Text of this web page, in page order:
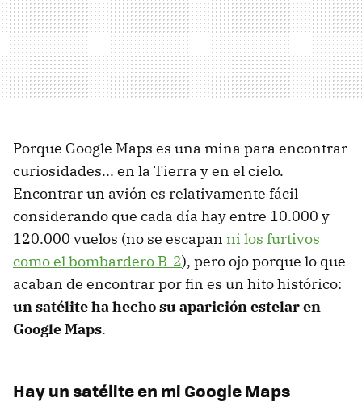
Porque Google Maps es una mina para encontrar
curiosidades... en la Tierra y en el cielo.
Encontrar un avión es relativamente fácil
considerando que cada día hay entre 10.000 y
120.000 vuelos (no se escapan ni los furtivos
como el bombardero B-2), pero ojo porque lo que
acaban de encontrar por fin es un hito histórico:
un satélite ha hecho su aparición estelar en
Google Maps.
Hay un satélite en mi Google Maps